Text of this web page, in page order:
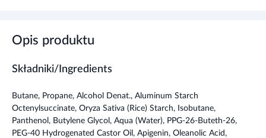
Opis produktu
Składniki/Ingredients
Butane, Propane, Alcohol Denat., Aluminum Starch
Octenylsuccinate, Oryza Sativa (Rice) Starch, Isobutane,
Panthenol, Butylene Glycol, Aqua (Water), PPG-26-Buteth-26,
PEG-40 Hydrogenated Castor Oil, Apigenin, Oleanolic Acid,